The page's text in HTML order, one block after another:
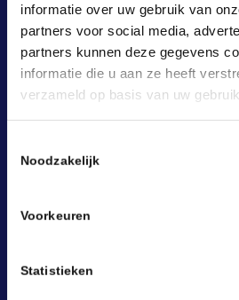
informatie over uw gebruik van
partners voor social media,
partners kunnen deze gegevens
informatie die u aan ze heeft
verzameld op basis van uw
Noodzakelijk
Voorkeuren
Statistieken